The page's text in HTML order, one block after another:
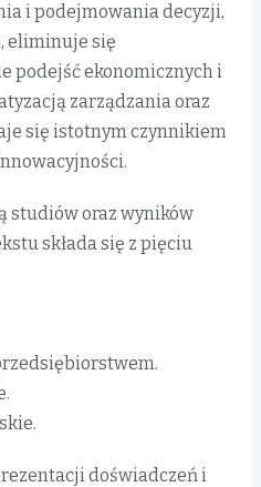
i podejmowania decyzji,
eliminuje się
podejść ekonomicznych i
zarządzania oraz
się istotnym czynnikiem
studiów oraz wyników
składa się z pięciu
doświadczeń i